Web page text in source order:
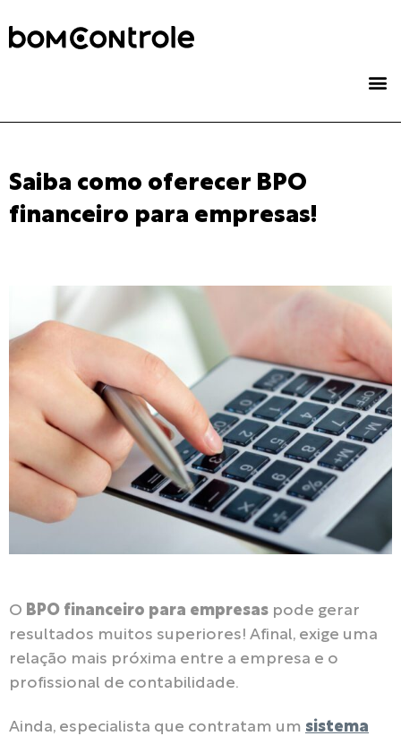
Saiba como oferecer BPO
financeiro para empresas!
O BPO financeiro para empresas pode gerar
resultados muitos superiores! Afinal, exige uma
relação mais próxima entre a empresa e o
profissional de contabilidade.
Ainda, especialista que contratam um sistema